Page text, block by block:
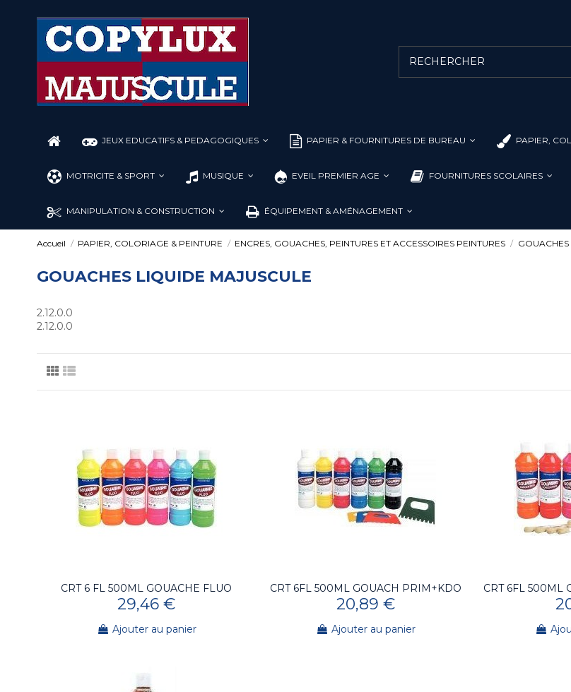
JEUX EDUCATIFS & PEDAGOGIQUES PAPIER & FOURNITURES DE BUREAU PAPIER,
MOTRICITE & SPORT MUSIQUE EVEIL PREMIER AGE FOURNITURES SCOLAIRES
MANIPULATION & CONSTRUCTION ÉQUIPEMENT & AMÉNAGEMENT
Accueil PAPIER, COLORIAGE & PEINTURE ENCRES, GOUACHES, PEINTURES ET ACCESSOIRES PEINTURES GOUACHES
GOUACHES LIQUIDE MAJUSCULE
2.12.0.0
2.12.0.0
CRT 6 FL 500ML GOUACHE FLUO
29,46 €
Ajouter au panier
CRT 6FL 500ML GOUACH PRIM+KDO
20,89 €
Ajouter au panier
CRT 6FL 500ML